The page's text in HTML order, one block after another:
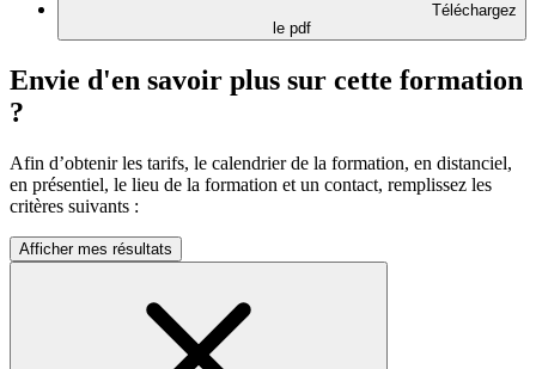
Téléchargez
le pdf
Envie d'en savoir plus sur cette formation
?
Afin d’obtenir les tarifs, le calendrier de la formation, en distanciel,
en présentiel, le lieu de la formation et un contact, remplissez les
critères suivants :
Afficher mes résultats